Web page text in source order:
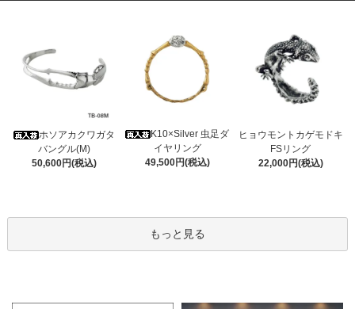
ホソアカクワガタ
バングル(M)
50,600円(税込)
K10×Silver 虫足ダ
イヤリング
49,500円(税込)
ヒョウモントカゲモドキ
FSリング
22,000円(税込)
もっと見る